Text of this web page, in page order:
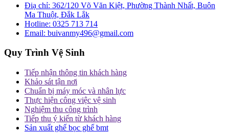
Điạ chỉ: 362/120 Võ Văn Kiệt, Phường Thành Nhất, Buôn
Ma Thuột, Đắk Lắk
Hotline: 0325 713 714
Email: buivanmy496@gmail.com
Quy Trình Vệ Sinh
Tiếp nhận thông tin khách hàng
Khảo sát tận nơi
Chuẩn bị máy móc và nhân lực
Thực hiện công việc vệ sinh
Nghiệm thu công trình
Tiếp thu ý kiến từ khách hàng
Sản xuất ghế bọc ghế bmt